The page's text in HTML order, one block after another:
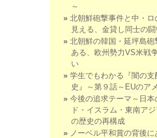
～
北朝鮮砲撃事件と中・ロ
見える、金貸し同士の
北朝鮮の韓国・延坪島砲
ある、欧州勢力VS米戦
い
学生でもわかる『闇の支
史』～第９話～EUのア
今後の追求テーマ～日
ド・イスラム・東南ア
の歴史の再構成
ノーベル平和賞の背後